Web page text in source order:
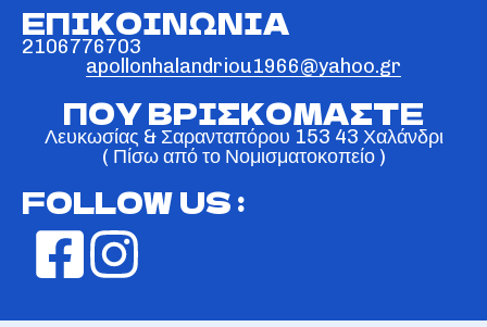
ΕΠΙΚΟΙΝΩΝΙΑ
2106776703
apollonhalandriou1966@yahoo.gr
ΠΟΥ ΒΡΙΣΚΟΜΑΣΤΕ
Λευκωσίας & Σαρανταπόρου 153 43 Χαλάνδρι
( Πίσω από το Νομισματοκοπείο )
FOLLOW US :